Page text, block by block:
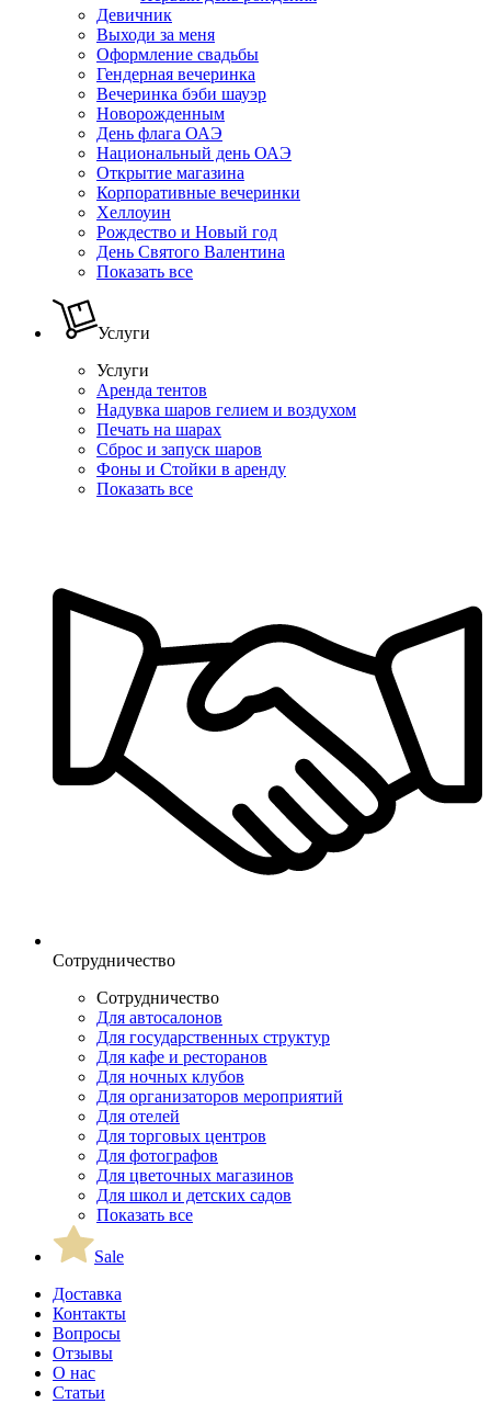
Девичник
Выходи за меня
Оформление свадьбы
Гендерная вечеринка
Вечеринка бэби шауэр
Новорожденным
День флага ОАЭ
Национальный день ОАЭ
Открытие магазина
Корпоративные вечеринки
Хеллоуин
Рождество и Новый год
День Святого Валентина
Показать все
Услуги
Услуги
Аренда тентов
Надувка шаров гелием и воздухом
Печать на шарах
Сброс и запуск шаров
Фоны и Стойки в аренду
Показать все
Сотрудничество
Сотрудничество
Для автосалонов
Для государственных структур
Для кафе и ресторанов
Для ночных клубов
Для организаторов мероприятий
Для отелей
Для торговых центров
Для фотографов
Для цветочных магазинов
Для школ и детских садов
Показать все
Sale
Доставка
Контакты
Вопросы
Отзывы
О нас
Статьи